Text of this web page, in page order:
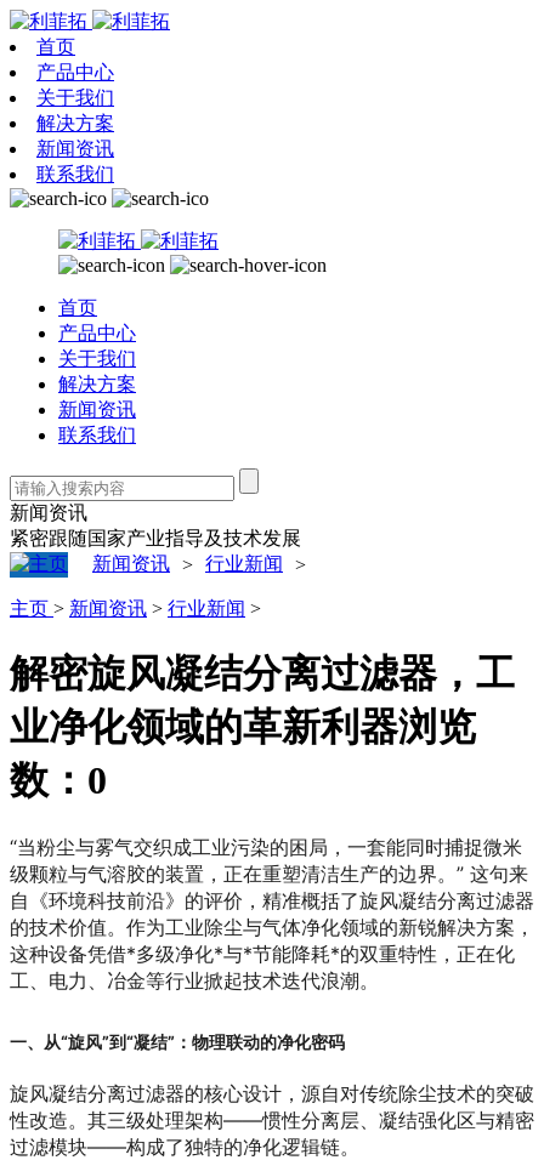
首页
产品中心
关于我们
解决方案
新闻资讯
联系我们
首页
产品中心
关于我们
解决方案
新闻资讯
联系我们
新闻资讯
紧密跟随国家产业指导及技术发展
新闻资讯 > 行业新闻 >
主页 > 新闻资讯 > 行业新闻 >
解密旋风凝结分离过滤器，工
业净化领域的革新利器浏览
数： 0
“当粉尘与雾气交织成工业污染的困局，一套能同时捕捉微米
级颗粒与气溶胶的装置，正在重塑清洁生产的边界。” 这句来
自《环境科技前沿》的评价，精准概括了旋风凝结分离过滤器
的技术价值。作为工业除尘与气体净化领域的新锐解决方案，
这种设备凭借*多级净化*与*节能降耗*的双重特性，正在化
工、电力、冶金等行业掀起技术迭代浪潮。
一、从“旋风”到“凝结”：物理联动的净化密码
旋风凝结分离过滤器的核心设计，源自对传统除尘技术的突破
性改造。其三级处理架构——惯性分离层 凝结强化区与精密
过滤模块——构成了独特的净化逻辑链。